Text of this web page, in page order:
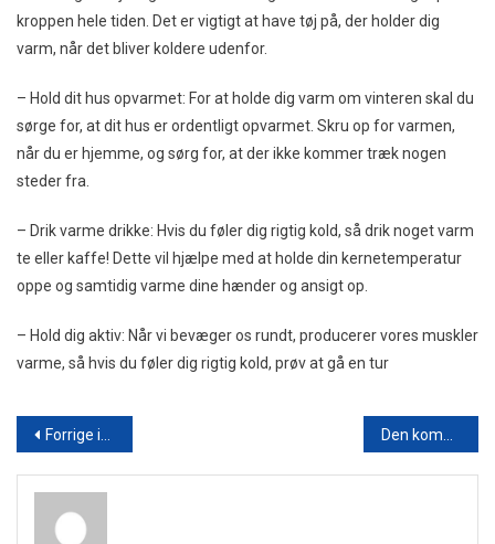
kroppen hele tiden. Det er vigtigt at have tøj på, der holder dig
varm, når det bliver koldere udenfor.
– Hold dit hus opvarmet: For at holde dig varm om vinteren skal du
sørge for, at dit hus er ordentligt opvarmet. Skru op for varmen,
når du er hjemme, og sørg for, at der ikke kommer træk nogen
steder fra.
– Drik varme drikke: Hvis du føler dig rigtig kold, så drik noget varm
te eller kaffe! Dette vil hjælpe med at holde din kernetemperatur
oppe og samtidig varme dine hænder og ansigt op.
– Hold dig aktiv: Når vi bevæger os rundt, producerer vores muskler
varme, så hvis du føler dig rigtig kold, prøv at gå en tur
Indlægsnavigation
Forrige indlæg Den komplette guide til facademaling i Stenløse